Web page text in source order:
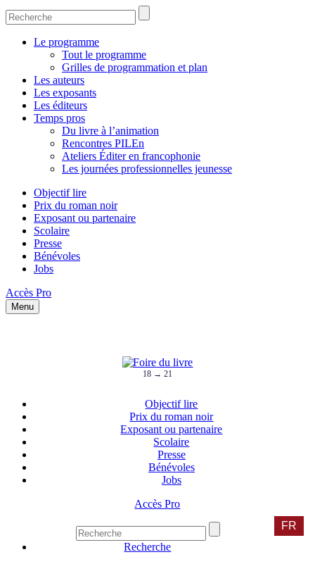
Le programme
Tout le programme
Grilles de programmation et plan
Les auteurs
Les exposants
Les éditeurs
Temps pros
Du livre à l’animation
Rencontres PILEn
Ateliers Éditer en francophonie
Les journées professionnelles jeunesse
Objectif lire
Prix du roman noir
Exposant ou partenaire
Scolaire
Presse
Bénévoles
Jobs
Accès Pro
Menu
18 → 21
Objectif lire
Prix du roman noir
Exposant ou partenaire
Scolaire
Presse
Bénévoles
Jobs
Accès Pro
FR
Recherche